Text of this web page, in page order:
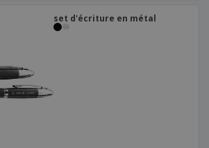
set d'écriture en métal